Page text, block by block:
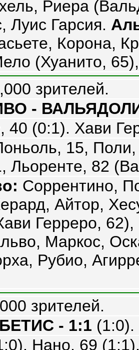
Риера
Луис Гарсия.
Корона,
(Хуанито,
зрителей.
-
40 (0:1). Хави
15,
Льоренте, 82
Соррентино,
Айтор,
Герреро,
Маркос,
Рубио,
зрителей.
- 1:1 (1:0).
Нано, 69